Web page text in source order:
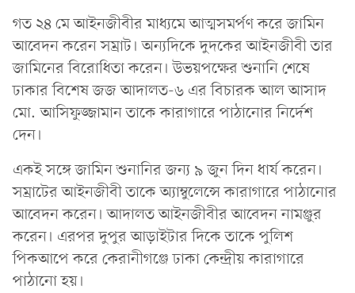
গত ২৪ মে আইনজীবীর মাধ্যমে আত্মসমর্পণ করে জামিন
আবেদন করেন সম্রাট। অন্যদিকে দুদকের আইনজীবী তার
জামিনের বিরোধিতা করেন। উভয়পক্ষের শুনানি শেষে
ঢাকার বিশেষ জজ আদালত-৬ এর বিচারক আল আসাদ
মো. আসিফুজ্জামান তাকে কারাগারে পাঠানোর নির্দেশ
দেন।
একই সঙ্গে জামিন শুনানির জন্য ৯ জুন দিন ধার্য করেন।
সম্রাটের আইনজীবী তাকে অ্যাম্বুলেন্সে কারাগারে পাঠানোর
আবেদন করেন। আদালত আইনজীবীর আবেদন নামঞ্জুর
করেন। এরপর দুপুর আড়াইটার দিকে তাকে পুলিশ
পিকআপে করে কেরানীগঞ্জে ঢাকা কেন্দ্রীয় কারাগারে
পাঠানো হয়।